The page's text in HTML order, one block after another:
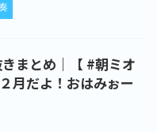
まとめ｜【 #朝ミオ
月だよ！おはみぉー